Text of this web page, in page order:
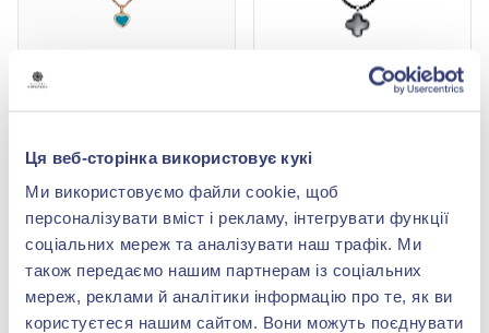
Ця веб-сторінка використовує кукі
Ми використовуємо файли cookie, щоб
персоналізувати вміст і рекламу, інтегрувати функції
соціальних мереж та аналізувати наш трафік. Ми
також передаємо нашим партнерам із соціальних
мереж, реклами й аналітики інформацію про те, як ви
користуєтеся нашим сайтом. Вони можуть поєднувати
Кольє з червоного
27 243,92 грн
Купити
Кольє з білого золота
585° з чорною емаллю та
16 593,36 грн
Купити
-56% -56%